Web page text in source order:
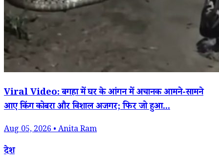
Viral Video: बगहा में घर के आंगन में अचानक आमने-सामने
आए किंग कोबरा और विशाल अजगर; फिर जो हुआ...
Aug 05, 2026 • Anita Ram
देश